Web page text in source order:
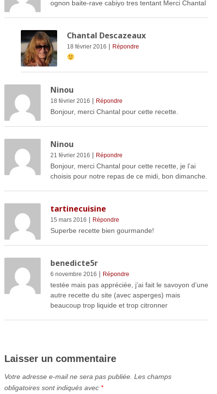
ognon baite-rave cabiyo tres tentant Merci Chantal
Chantal Descazeaux
18 février 2016 | Répondre
Ninou
18 février 2016 | Répondre
Bonjour, merci Chantal pour cette recette.
Ninou
21 février 2016 | Répondre
Bonjour, merci Chantal pour cette recette, je l’ai
choisis pour notre repas de ce midi, bon dimanche.
tartinecuisine
15 mars 2016 | Répondre
Superbe recette bien gourmande!
benedicte5r
6 novembre 2016 | Répondre
testée mais pas appréciée, j’ai fait le savoyon d’une
autre recette du site (avec asperges) mais
beaucoup trop liquide et trop citronner
Laisser un commentaire
Votre adresse e-mail ne sera pas publiée. Les champs
obligatoires sont indiqués avec *